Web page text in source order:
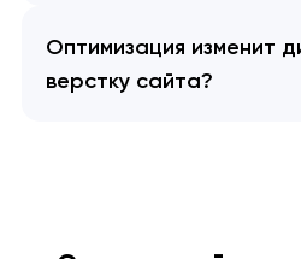
Оптимизация изменит
верстку сайта?